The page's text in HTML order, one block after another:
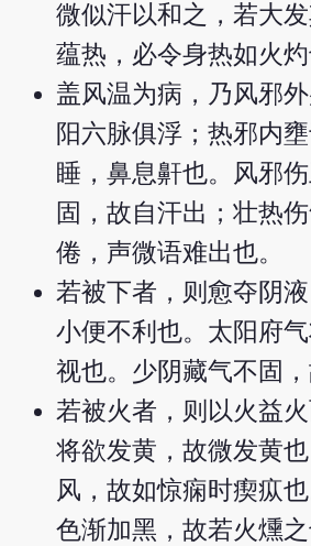
微似汗以和之，若大
蕴热，必令身热如火灼
盖风温为病，乃风邪
阳六脉俱浮；热邪内
睡，鼻息鼾也。风邪
固，故自汗出；壮热
倦，声微语难出也。
若被下者，则愈夺阴
小便不利也。太阳府
视也。少阴藏气不固，
若被火者，则以火益火
将欲发黄，故微发黄
风，故如惊痫时瘈疭
色渐加黑，故若火燻之